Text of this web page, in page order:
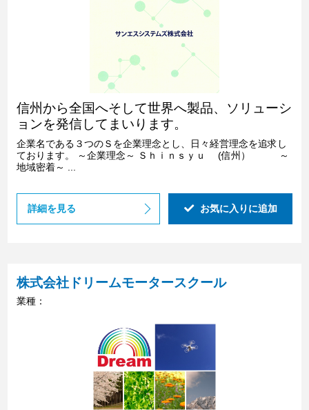
信州から全国へそして世界へ製品、ソリューシ
ョンを発信してまいります。
企業名である３つのＳを企業理念とし、日々経営理念を追求し
ております。 ～企業理念～ Ｓｈｉｎｓｙｕ (信州） ～
地域密着～ ...
詳細を見る お気に入りに追加
株式会社ドリームモータースクール
業種：